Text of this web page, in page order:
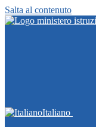
Salta al contenuto
Italiano